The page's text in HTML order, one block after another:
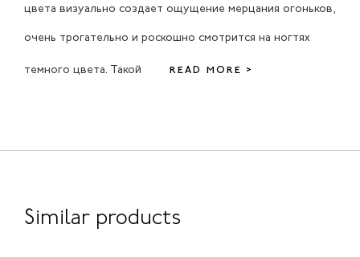
цвета визуально создает ощущение мерцания огоньков,
очень трогательно и роскошно смотрится на ногтях
темного цвета. Такой READ MORE >
Similar products